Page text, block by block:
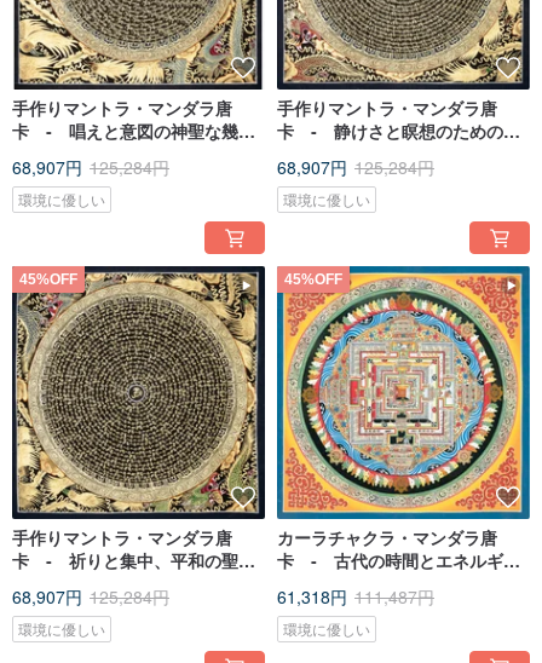
手作りマントラ・マンダラ唐
卡 ‐ 唱えと意図の神聖な幾何
68,907円 125,284円
環境に優しい
手作りマントラ・マンダラ唐
卡 ‐ 静けさと瞑想のための視
68,907円 125,284円
環境に優しい
45%OFF
手作りマントラ・マンダラ唐
卡 ‐ 祈りと集中、平和の聖な
68,907円 125,284円
環境に優しい
45%OFF
カーラチャクラ・マンダラ唐
卡 ‐ 古代の時間とエネルギ
61,318円 111,487円
環境に優しい